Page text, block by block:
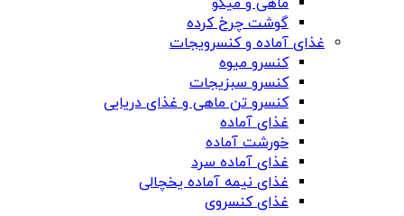
گوشت چرخ کرده
غذای آماده و کنسرویجات
کنسرو میوه
کنسرو سبزیجات
کنسرو تن ماهی و غذای دریایی
غذای آماده
خورشت آماده
غذای آماده سرد
غذای نیمه آماده یخچالی
غذای کنسروی